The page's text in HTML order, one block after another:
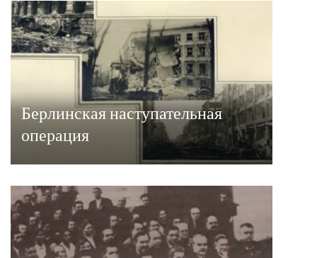
Берлинская наступательная
операция